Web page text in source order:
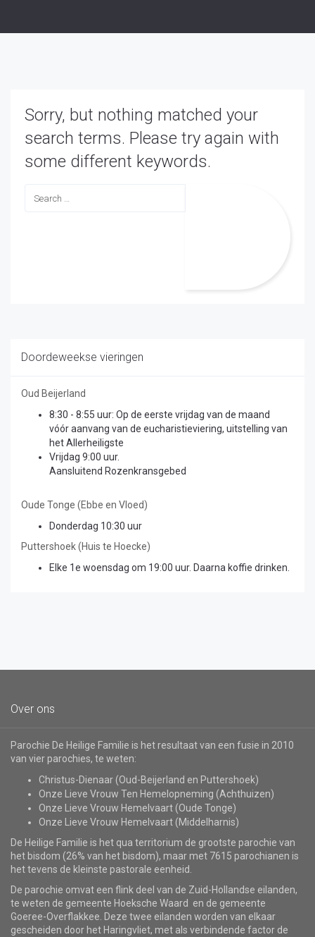
Sorry, but nothing matched your
search terms. Please try again with
some different keywords.
Doordeweekse vieringen
Oud Beijerland
8:30 - 8:55 uur: Op de eerste vrijdag van de maand
vóór aanvang van de eucharistieviering, uitstelling van
het Allerheiligste
Vrijdag 9:00 uur.
Aansluitend Rozenkransgebed
Oude Tonge (Ebbe en Vloed)
Donderdag 10:30 uur
Puttershoek (Huis te Hoecke)
Elke 1e woensdag om 19:00 uur. Daarna koffie drinken.
Over ons
Parochie De Heilige Familie is het resultaat van een fusie in 2010
van vier parochies, te weten:
Christus-Dienaar (Oud-Beijerland en Puttershoek)
Onze Lieve Vrouw Ten Hemelopneming (Achthuizen)
Onze Lieve Vrouw Hemelvaart (Oude Tonge)
Onze Lieve Vrouw Hemelvaart (Middelharnis)
De Heilige Familie is het qua territorium de grootste parochie van
het bisdom (26% van het bisdom), maar met 7615 parochianen is
het tevens de kleinste pastorale eenheid.
De parochie omvat een flink deel van de Zuid-Hollandse eilanden,
te weten de gemeente Hoeksche Waard en de gemeente
Goeree-Overflakkee. Deze twee eilanden worden van elkaar
gescheiden door het Haringvliet, met als verbindende factor de